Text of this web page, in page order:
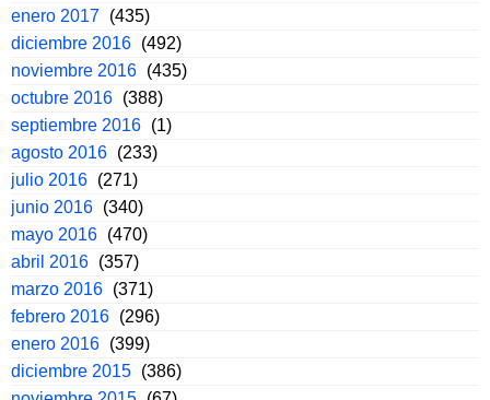
enero 2017 (435)
diciembre 2016 (492)
noviembre 2016 (435)
octubre 2016 (388)
septiembre 2016 (1)
agosto 2016 (233)
julio 2016 (271)
junio 2016 (340)
mayo 2016 (470)
abril 2016 (357)
marzo 2016 (371)
febrero 2016 (296)
enero 2016 (399)
diciembre 2015 (386)